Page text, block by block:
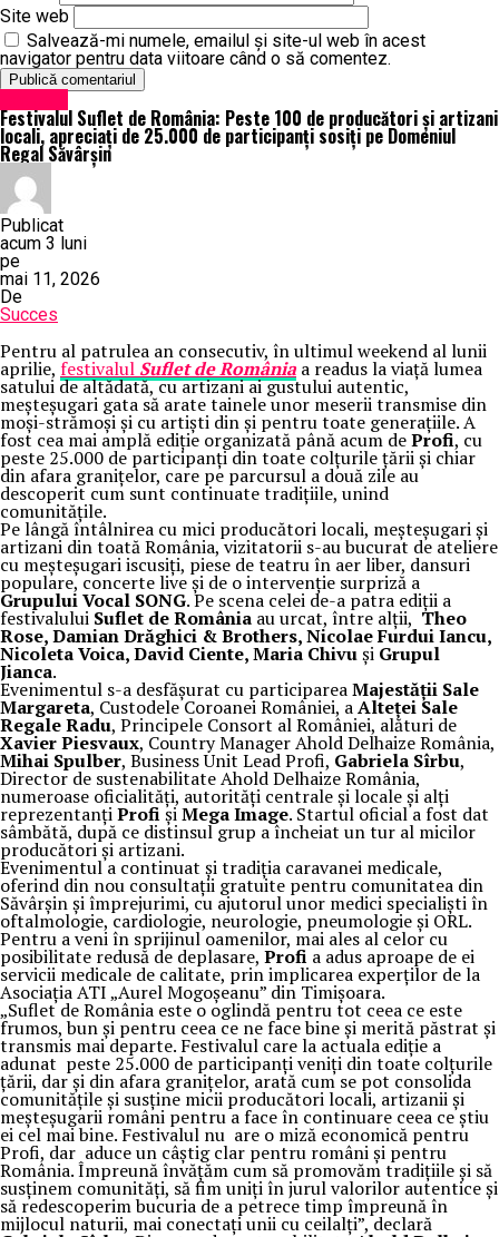
Site web
Salvează-mi numele, emailul și site-ul web în acest
navigator pentru data viitoare când o să comentez.
Festivalul Suflet de România: Peste 100 de producători și artizani
locali, apreciați de 25.000 de participanți sosiți pe Domeniul
Regal Săvârșin
Publicat
acum 3 luni
pe
mai 11, 2026
De
Succes
Pentru al patrulea an consecutiv, în ultimul weekend al lunii
aprilie, festivalul Suflet de România a readus la viață lumea
satului de altădată, cu artizani ai gustului autentic,
meșteșugari gata să arate tainele unor meserii transmise din
moși-strămoși și cu artiști din și pentru toate generațiile. A
fost cea mai amplă ediție organizată până acum deProfi, cu
peste 25.000 de participanți din toate colțurile țării și chiar
din afara granițelor, care pe parcursul a două zile au
descoperit cum sunt continuate tradițiile, unind
comunitățile.
Pe lângă întâlnirea cu mici producători locali, meșteșugari și
artizani din toată România, vizitatorii s-au bucurat de ateliere
cu meșteșugari iscusiți, piese de teatru în aer liber, dansuri
populare, concerte live și de o intervenție surpriză a
Grupului Vocal SONG. Pe scena celei de-a patra ediții a
festivalului Suflet de România au urcat, între alții, Theo
Rose, Damian Drăghici & Brothers, Nicolae Furdui Iancu,
Nicoleta Voica, David Ciente, Maria Chivuși Grupul
Jianca.
Evenimentul s-a desfășurat cu participareaMajestății Sale
Margareta, Custodele Coroanei României, aAlteței Sale
Regale Radu, Principele Consort al României, alături de
Xavier Piesvaux, Country Manager Ahold Delhaize România,
Mihai Spulber, Business Unit Lead Profi, Gabriela Sîrbu,
Director de sustenabilitate Ahold Delhaize România,
numeroase oficialități, autorități centrale și locale și alți
reprezentanțiProfișiMega Image. Startul oficial a fost dat
sâmbătă, după ce distinsul grup a încheiat un tur al micilor
producători și artizani.
Evenimentul a continuat și tradiția caravanei medicale,
oferind din nou consultații gratuite pentru comunitatea din
Săvârșin și împrejurimi, cu ajutorul unor medici specialiști în
oftalmologie, cardiologie, neurologie, pneumologie și ORL.
Pentru a veni în sprijinul oamenilor, mai ales al celor cu
posibilitate redusă de deplasare, Profi a adus aproape de ei
servicii medicale de calitate, prin implicarea experților de la
Asociația ATI „Aurel Mogoșeanu” din Timișoara.
„Suflet de România este o oglindă pentru tot ceea ce este
frumos, bun și pentru ceea ce ne face bine și merită păstrat și
transmis mai departe. Festivalul care la actuala ediție a
adunat peste 25.000 de participanți veniți din toate colțurile
țării, dar și din afara granițelor, arată cum se pot consolida
comunitățile și susține micii producători locali, artizanii și
meșteșugarii români pentru a face în continuare ceea ce știu
ei cel mai bine. Festivalul nu are o miză economică pentru
Profi, dar aduce un câștig clar pentru români și pentru
România. Împreună învățăm cum să promovăm tradițiile și să
susținem comunități, să fim uniți în jurul valorilor autentice și
să redescoperim bucuria de a petrece timp împreună în
mijlocul naturii, mai conectați unii cu ceilalți”, declară